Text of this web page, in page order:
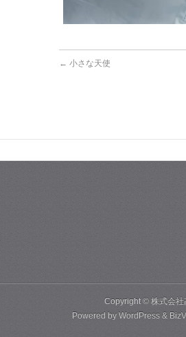
← 小さな天使
Copyright © 株式会社
Powered by WordPress&